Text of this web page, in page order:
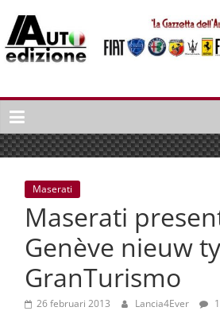
naar
inhoud
Auto
Edizione
La
Gazetta
dell'Automobile
Italiana
Italiaans
autonieuws
lifestyle
Maserati
Maserati
Genève nieuw
GranTurismo
26 februari 2013 Lancia4Ever